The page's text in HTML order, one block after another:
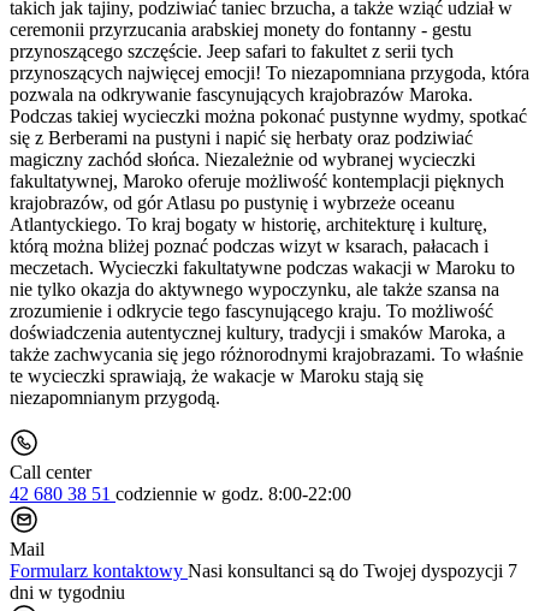
takich jak tajiny, podziwiać taniec brzucha, a także wziąć udział w
ceremonii przyrzucania arabskiej monety do fontanny - gestu
przynoszącego szczęście. Jeep safari to fakultet z serii tych
przynoszących najwięcej emocji! To niezapomniana przygoda, która
pozwala na odkrywanie fascynujących krajobrazów Maroka.
Podczas takiej wycieczki można pokonać pustynne wydmy, spotkać
się z Berberami na pustyni i napić się herbaty oraz podziwiać
magiczny zachód słońca. Niezależnie od wybranej wycieczki
fakultatywnej, Maroko oferuje możliwość kontemplacji pięknych
krajobrazów, od gór Atlasu po pustynię i wybrzeże oceanu
Atlantyckiego. To kraj bogaty w historię, architekturę i kulturę,
którą można bliżej poznać podczas wizyt w ksarach, pałacach i
meczetach. Wycieczki fakultatywne podczas wakacji w Maroku to
nie tylko okazja do aktywnego wypoczynku, ale także szansa na
zrozumienie i odkrycie tego fascynującego kraju. To możliwość
doświadczenia autentycznej kultury, tradycji i smaków Maroka, a
także zachwycania się jego różnorodnymi krajobrazami. To właśnie
te wycieczki sprawiają, że wakacje w Maroku stają się
niezapomnianym przygodą.
Call center
42 680 38 51 codziennie w godz. 8:00-22:00
Mail
Formularz kontaktowy Nasi konsultanci są do Twojej dyspozycji 7
dni w tygodniu